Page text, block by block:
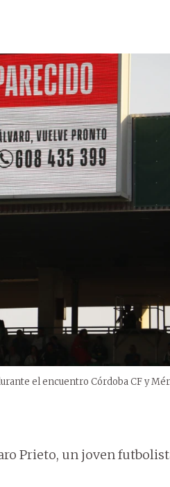
el encuentro Córdoba CF y
Prieto, un joven